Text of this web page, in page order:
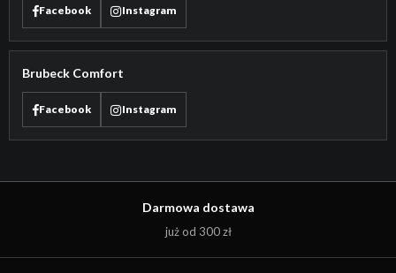
Facebook Instagram
Brubeck Comfort
Facebook Instagram
Darmowa dostawa
już od 300 zł